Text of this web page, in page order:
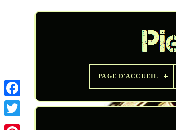
Twitter
PAGE D'ACCUEIL